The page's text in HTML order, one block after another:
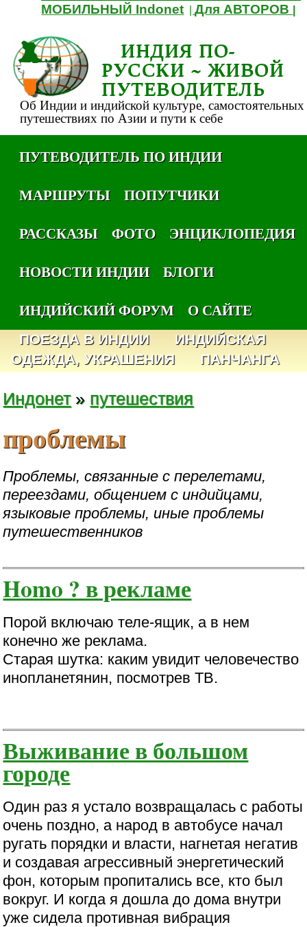
МОБИЛЬНЫЙ Indonet |Для АВТОРОВ
ИНДИЯ ПО-
РУССКИ ~ ЖИВОЙ
ПУТЕВОДИТЕЛЬ
Об Индии и индийской культуре, самостоятельных
путешествиях по Азии и пути к себе
ПУТЕВОДИТЕЛЬ ПО ИНДИИ
МАРШРУТЫ
ПОПУТЧИКИ
РАССКАЗЫ
ФОТО
ЭНЦИКЛОПЕДИЯ
НОВОСТИ ИНДИИ
БЛОГИ
ИНДИЙСКИЙ ФОРУМ
О САЙТЕ
ПОЕЗДА В ИНДИИ
ИНДИЙСКАЯ
ОДЕЖДА, УКРАШЕНИЯ
ПАНЧАНГА
Индонет» путешествия
проблемы
Проблемы, связанные с перелетами,
переездами, общением с индийцами,
языковые проблемы, иные проблемы
путешественников
Homo ? в рекламе
Порой включаю теле-ящик, а в нем
конечно же реклама.
Старая шутка: каким увидит человечество
инопланетянин, посмотрев ТВ.
Выживание в большом
городе
Один раз я устало возвращалась с работы
очень поздно, а народ в автобусе начал
ругать порядки и власти, нагнетая негатив
и создавая агрессивный энергетический
фон, которым пропитались все, кто был
вокруг. И когда я дошла до дома внутри
уже сидела противная вибрация